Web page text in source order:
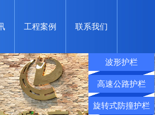
工程案例 联系我们
波形护栏
高速公路护栏
旋转式防撞护栏